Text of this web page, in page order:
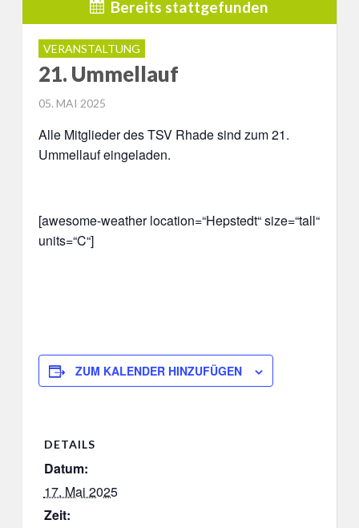
Bereits stattgefunden
VERANSTALTUNG
21. Ummellauf
POSTED
05. MAI 2025
Alle Mitglieder des TSV Rhade sind zum 21.
Ummellauf eingeladen.
[awesome-weather location=“Hepstedt“ size=“tall“
units=“C“]
ZUM KALENDER HINZUFÜGEN
DETAILS
Datum:
17. Mai 2025
Zeit: